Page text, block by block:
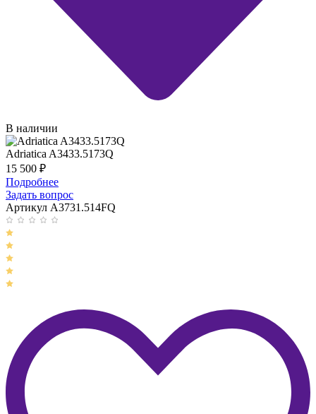
В наличии
Adriatica A3433.5173Q
15 500 ₽
Подробнее
Задать вопрос
Артикул A3731.514FQ